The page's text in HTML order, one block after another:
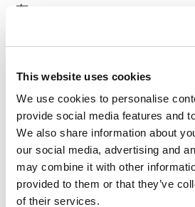
This website uses cookies
We use cookies to personalise
provide social media features and
We also share information about
our social media, advertising and
may combine it with other
provided to them or that they’ve
of their services.
有。
令人悲伤的故事。但一切都会
圣托里尼岛的所有照片都在这里
阅读评论 0